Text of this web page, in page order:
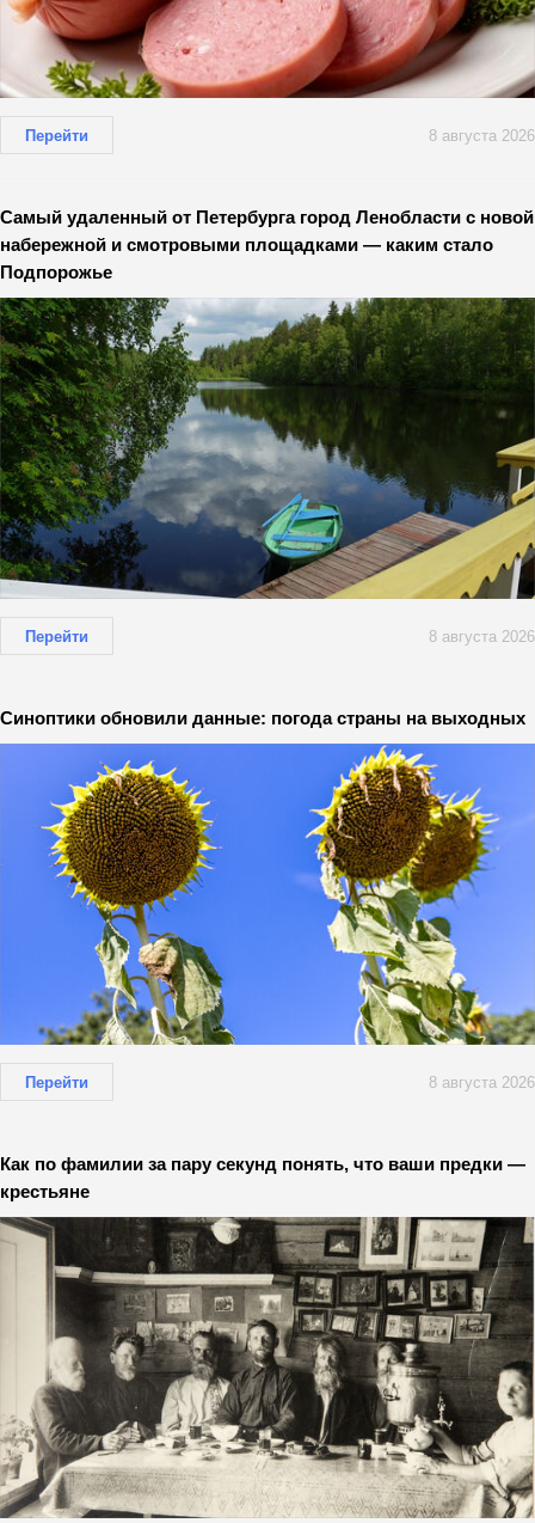
Перейти 8 августа 2026
Самый удаленный от Петербурга город Ленобласти с новой
набережной и смотровыми площадками — каким стало
Подпорожье
Перейти 8 августа 2026
Синоптики обновили данные: погода страны на выходных
Перейти 8 августа 2026
Как по фамилии за пару секунд понять, что ваши предки —
крестьяне